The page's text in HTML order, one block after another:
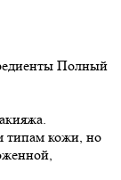
Полный
типам кожи, но